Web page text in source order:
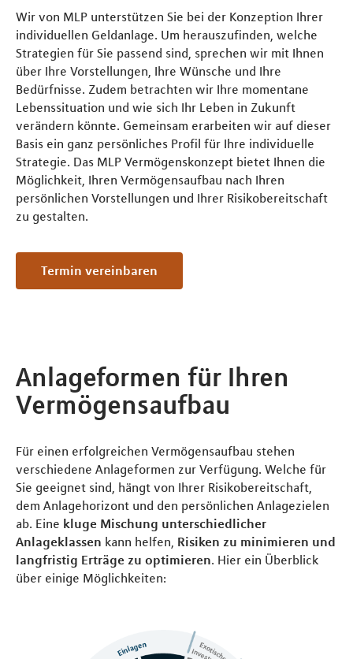
Wir von MLP unterstützen Sie bei der Konzeption Ihrer
individuellen Geldanlage. Um herauszufinden, welche
Strategien für Sie passend sind, sprechen wir mit Ihnen
über Ihre Vorstellungen, Ihre Wünsche und Ihre
Bedürfnisse. Zudem betrachten wir Ihre momentane
Lebenssituation und wie sich Ihr Leben in Zukunft
verändern könnte. Gemeinsam erarbeiten wir auf dieser
Basis ein ganz persönliches Profil für Ihre individuelle
Strategie. Das MLP Vermögenskonzept bietet Ihnen die
Möglichkeit, Ihren Vermögensaufbau nach Ihren
persönlichen Vorstellungen und Ihrer Risikobereitschaft
zu gestalten.
Termin vereinbaren
Anlageformen für Ihren
Vermögensaufbau
Für einen erfolgreichen Vermögensaufbau stehen
verschiedene Anlageformen zur Verfügung. Welche für
Sie geeignet sind, hängt von Ihrer Risikobereitschaft,
dem Anlagehorizont und den persönlichen Anlagezielen
ab. Eine kluge Mischung unterschiedlicher
Anlageklassen kann helfen, Risiken zu minimieren und
langfristig Erträge zu optimieren. Hier ein Überblick
über einige Möglichkeiten: